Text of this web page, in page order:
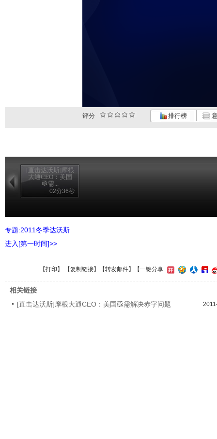
评分 排行榜
[直击达沃斯]摩根
大通CEO：美国
亟需...
02分36秒
专题:2011冬季达沃斯
进入[第一时间]>>
【打印 】 【复制链接】【转发邮件】 【一键分享
相关链接
[直击达沃斯]摩根大通CEO：美国亟需解决赤字问题